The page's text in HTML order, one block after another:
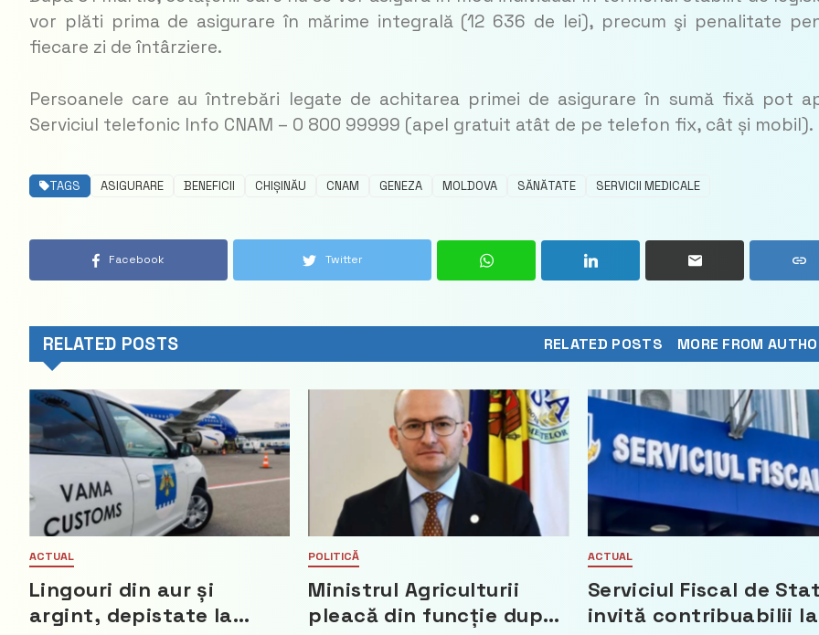
vor plăti prima de asigurare în mărime integrală (12 636 de lei), precum şi penalitate
fiecare zi de întârziere.
Persoanele care au întrebări legate de achitarea primei de asigurare în sumă fixă pot
Serviciul telefonic Info CNAM – 0 800 99999 (apel gratuit atât de pe telefon fix, cât și mobil).
TAGS ASIGURARE BENEFICII CHIȘINĂU CNAM GENEZA MOLDOVA SĂNĂTATE SERVICII MEDICALE
Facebook Twitter
RELATED POSTS RELATED POSTS MORE FROM
ACTUAL
Lingouri din aur și
argint, depistate la
POLITICĂ
Ministrul Agriculturii
pleacă din funcție după
ACTUAL
Serviciul Fiscal de
invită contribuabilii la